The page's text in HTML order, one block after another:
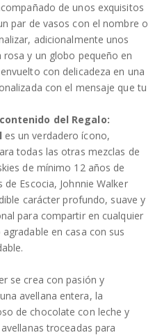
de unos exquisitos
par de vasos con el nombre o
adicionalmente unos
y un globo pequeño en
con delicadeza en una
con el mensaje que tu
del Regalo:
es un verdadero ícono,
todas las otras mezclas de
de mínimo 12 años de
Escocia, Johnnie Walker
carácter profundo, suave y
para compartir en cualquier
en casa con sus
se crea con pasión y
avellana entera, la
de chocolate con leche y
troceadas para